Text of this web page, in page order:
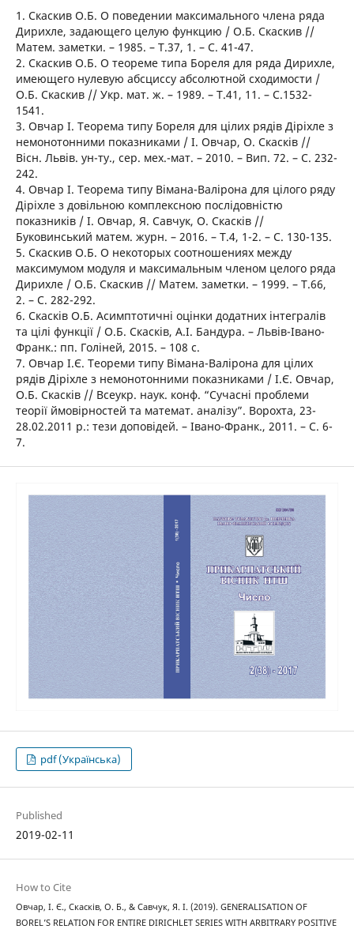
1. Скаскив О.Б. О поведении максимального члена ряда
Дирихле, задающего целую функцию / О.Б. Скаскив //
Матем. заметки. – 1985. – Т.37, 1. – С. 41-47.
2. Скаскив О.Б. О теореме типа Бореля для ряда Дирихле,
имеющего нулевую абсциссу абсолютной сходимости /
О.Б. Скаскив // Укр. мат. ж. – 1989. – Т.41, 11. – С.1532-
1541.
3. Овчар І. Теорема типу Бореля для цілих рядів Діріхле з
немонотонними показниками / І. Овчар, О. Скасків //
Вісн. Львів. ун-ту., сер. мех.-мат. – 2010. – Вип. 72. – С. 232-
242.
4. Овчар І. Теорема типу Вімана-Валірона для цілого ряду
Діріхле з довільною комплексною послідовністю
показників / І. Овчар, Я. Савчук, О. Скасків //
Буковинський матем. журн. – 2016. – Т.4, 1-2. – С. 130-135.
5. Скаскив О.Б. О некоторых соотношениях между
максимумом модуля и максимальным членом целого ряда
Дирихле / О.Б. Скаскив // Матем. заметки. – 1999. – Т.66,
2. – С. 282-292.
6. Скасків О.Б. Асимптотичні оцінки додатних інтегралів
та цілі функції / О.Б. Скасків, А.І. Бандура. – Львів-Івано-
Франк.: пп. Голіней, 2015. – 108 с.
7. Овчар І.Є. Теореми типу Вімана-Валірона для цілих
рядів Діріхле з немонотонними показниками / І.Є. Овчар,
О.Б. Скасків // Всеукр. наук. конф. “Сучасні проблеми
теорії ймовірностей та математ. аналізу”. Ворохта, 23-
28.02.2011 р.: тези доповідей. – Івано-Франк., 2011. – C. 6-
7.
pdf (Українська)
Published
2019-02-11
How to Cite
Овчар, І. Є., Скасків, О. Б., & Савчук, Я. І. (2019). GENERALISATION OF
BOREL’S RELATION FOR ENTIRE DIRICHLET SERIES WITH ARBITRARY POSITIVE